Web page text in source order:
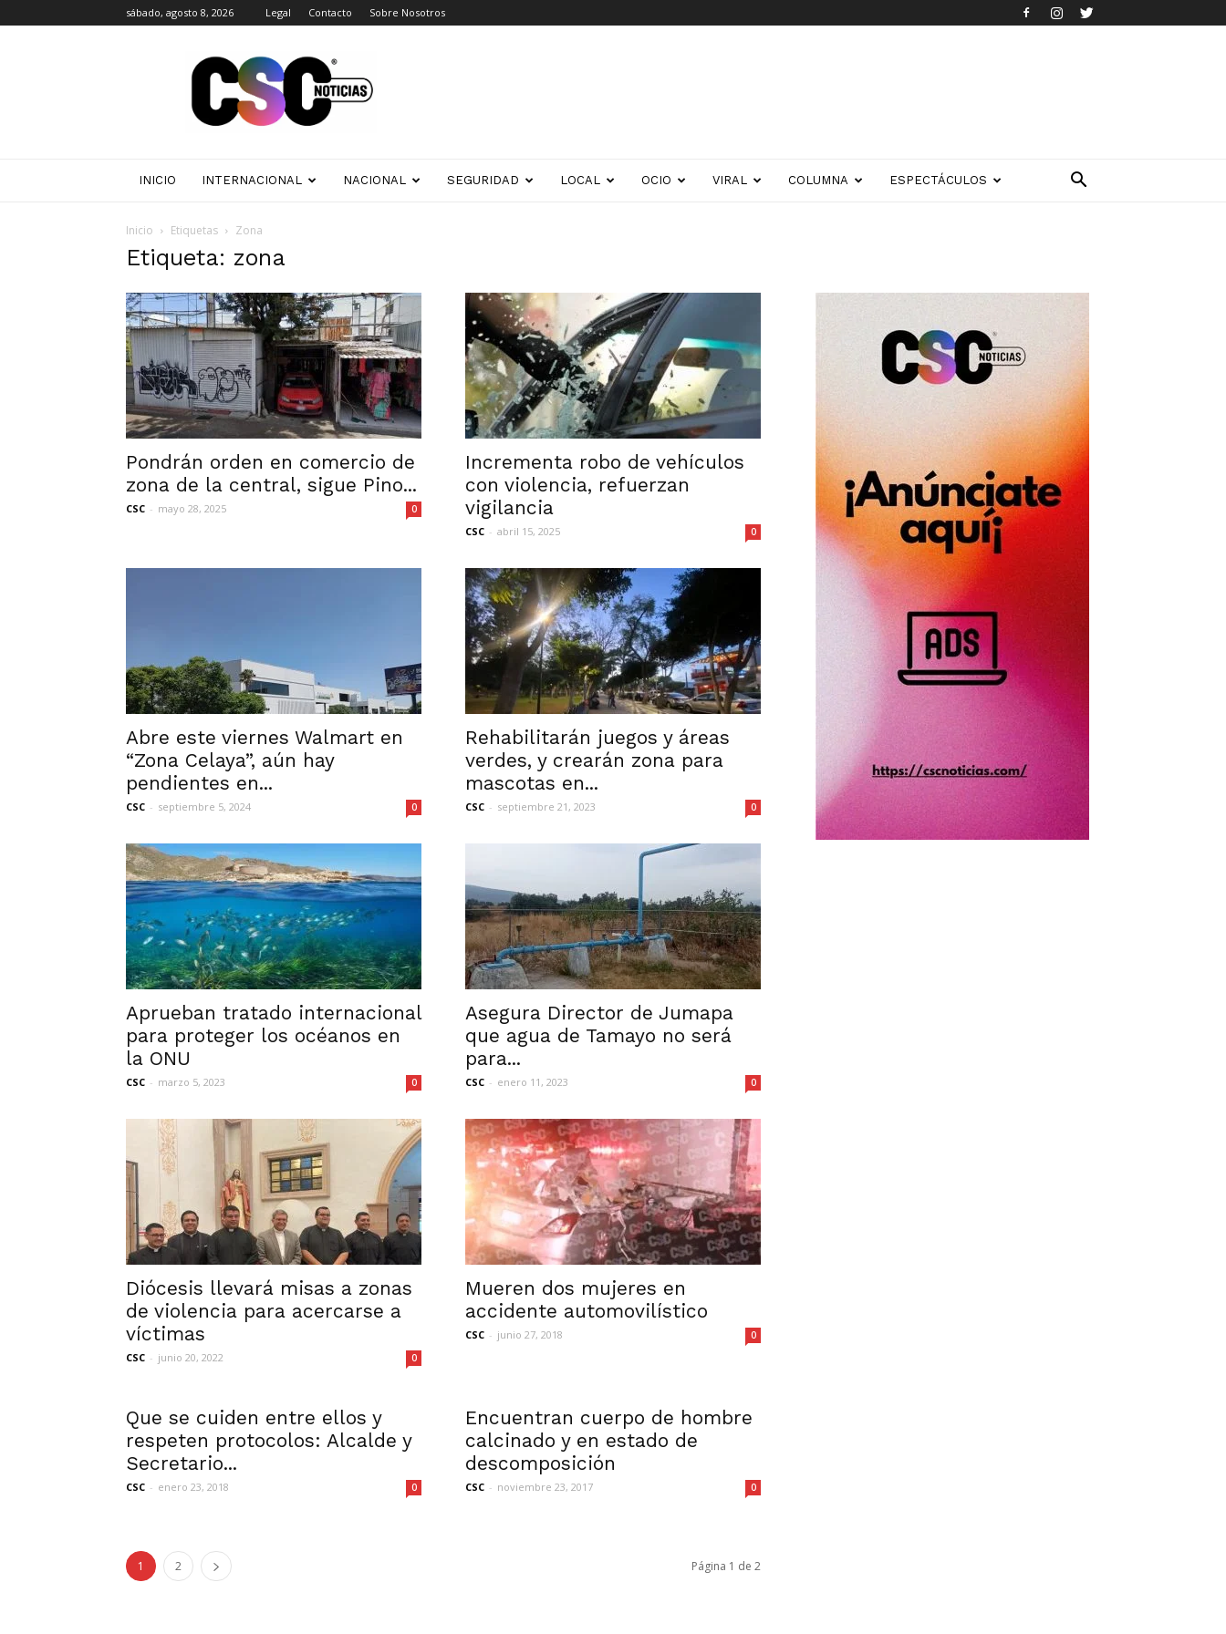
sábado, agosto 8, 2026 Legal Contacto Sobre Nosotros
Noticias
INICIO INTERNACIONAL NACIONAL SEGURIDAD LOCAL OCIO VIRAL COLUMNA ESPECTÁCULOS
Inicio Etiquetas Zona
Etiqueta: zona
Pondrán orden en comercio de
zona de la central, sigue Pino...
CSC - mayo 28, 2025 0
Incrementa robo de vehículos
con violencia, refuerzan
vigilancia
CSC - abril 15, 2025 0
Abre este viernes Walmart en
“Zona Celaya”, aún hay
pendientes en...
CSC - septiembre 5, 2024 0
Rehabilitarán juegos y áreas
verdes, y crearán zona para
mascotas en...
CSC - septiembre 21, 2023 0
Aprueban tratado internacional
para proteger los océanos en
la ONU
CSC - marzo 5, 2023 0
Asegura Director de Jumapa
que agua de Tamayo no será
para...
CSC - enero 11, 2023 0
Diócesis llevará misas a zonas
de violencia para acercarse a
víctimas
CSC - junio 20, 2022 0
Mueren dos mujeres en
accidente automovilístico
CSC - junio 27, 2018 0
Que se cuiden entre ellos y
respeten protocolos: Alcalde y
Secretario...
CSC - enero 23, 2018 0
Encuentran cuerpo de hombre
calcinado y en estado de
descomposición
CSC - noviembre 23, 2017 0
1 2 Página 1 de 2